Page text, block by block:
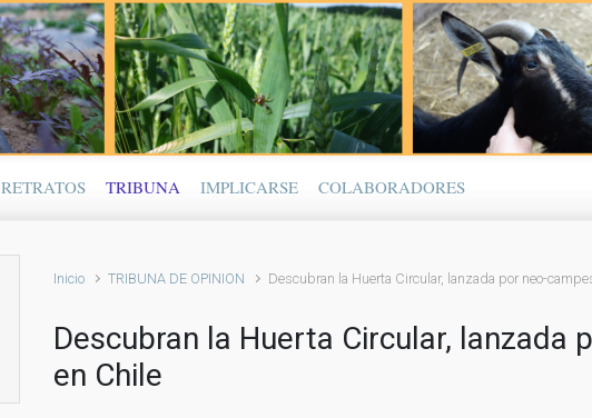
RETRATOS TRIBUNA IMPLICARSE COLABORADORES
Inicio TRIBUNA DE OPINION Descubran la Huerta Circular, lanzada por neo-
Descubran la Huerta Circular, lanzada
en Chile